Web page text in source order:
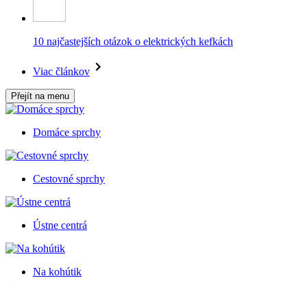
10 najčastejších otázok o elektrických kefkách
Viac článkov
Přejít na menu
Domáce sprchy
Cestovné sprchy
Ústne centrá
Na kohútik